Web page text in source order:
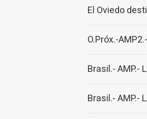
El Oviedo
O.Próx.-
Brasil.- AMP.-
Brasil.- AMP.-